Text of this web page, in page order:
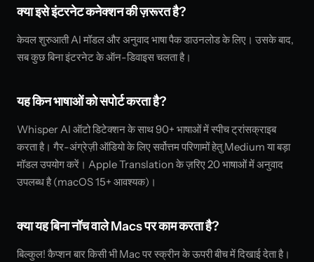
क्या इसे इंटरनेट कनेक्शन की ज़रूरत है?
केवल शुरुआती AI मॉडल और अनुवाद भाषा पैक डाउनलोड के लिए। उसके बाद,
सब कुछ बिना इंटरनेट के ऑन-डिवाइस चलता है।
यह किन भाषाओं को सपोर्ट करता है?
Whisper AI ऑटो डिटेक्शन के साथ 90+ भाषाओं में स्पीच ट्रांसक्राइब
करता है। गैर-अंग्रेज़ी ऑडियो के लिए सर्वोत्तम परिणामों हेतु Medium या बड़ा
मॉडल उपयोग करें। Apple Translation के ज़रिए 20 भाषाओं में अनुवाद
उपलब्ध है (macOS 15+ आवश्यक)।
क्या यह बिना नॉच वाले Macs पर काम करता है?
बिल्कुल! कैप्शन बार किसी भी Mac पर स्क्रीन के ऊपरी बीच में दिखाई देता है।